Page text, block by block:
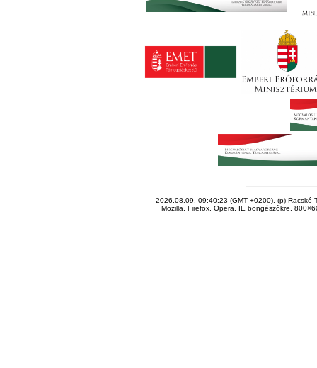
2026.08.09. 09:40:23 (GMT +0200), (p) Racskó
Mozilla, Firefox, Opera, IE böngészőkre,